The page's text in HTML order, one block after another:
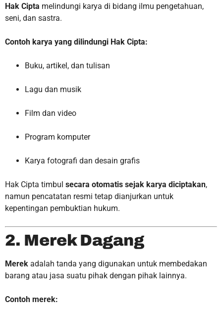
Hak Cipta melindungi karya di bidang ilmu pengetahuan,
seni, dan sastra.
Contoh karya yang dilindungi Hak Cipta:
Buku, artikel, dan tulisan
Lagu dan musik
Film dan video
Program komputer
Karya fotografi dan desain grafis
Hak Cipta timbul secara otomatis sejak karya diciptakan,
namun pencatatan resmi tetap dianjurkan untuk
kepentingan pembuktian hukum.
2. Merek Dagang
Merek adalah tanda yang digunakan untuk membedakan
barang atau jasa suatu pihak dengan pihak lainnya.
Contoh merek: